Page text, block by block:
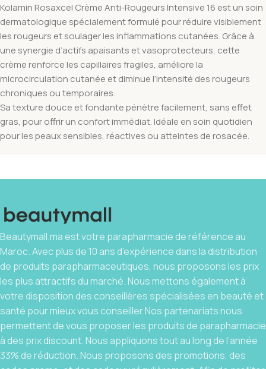
Kolamin Rosaxcel Crème Anti-Rougeurs Intensive 16 est un soin
dermatologique spécialement formulé pour réduire visiblement
les rougeurs et soulager les inflammations cutanées. Grâce à
une synergie d’actifs apaisants et vasoprotecteurs, cette
crème renforce les capillaires fragiles, améliore la
microcirculation cutanée et diminue l’intensité des rougeurs
chroniques ou temporaires.
Sa texture douce et fondante pénètre facilement, sans effet
gras, pour offrir un confort immédiat. Idéale en soin quotidien
pour les peaux sensibles, réactives ou atteintes de rosacée.
Beautymall.ma est votre parapharmacie de référence au
Maroc. Avec plus de 10 ans d’expérience dans la distribution
de produits parapharmaceutiques, nous proposons les prix
les plus attractifs du marché. Nous mettons également à
votre disposition des conseillères spécialisées en beauté et
santé pour mieux vous conseiller.Nos partenariats nous
permettent de vous proposer les produits de parapharmacie
à des prix discount. Nous appliquons tout au long de l’année
33% de réduction. Nous proposons des promotions, des